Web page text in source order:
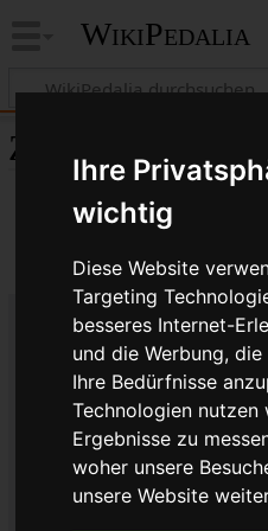
Ihre
wichtig
Diese Website
Targeting
besseres Internet-
und die Werbung,
Ihre Bedürfnisse
Technologien nutzen
Ergebnisse zu
woher unsere
unsere Website
WikiPedalia
Zitierhilfe
Bibliografische
Lycra ®
Seitentitel: Lycra ®
Autor(en): WikiPedalia-
Herausgeber: